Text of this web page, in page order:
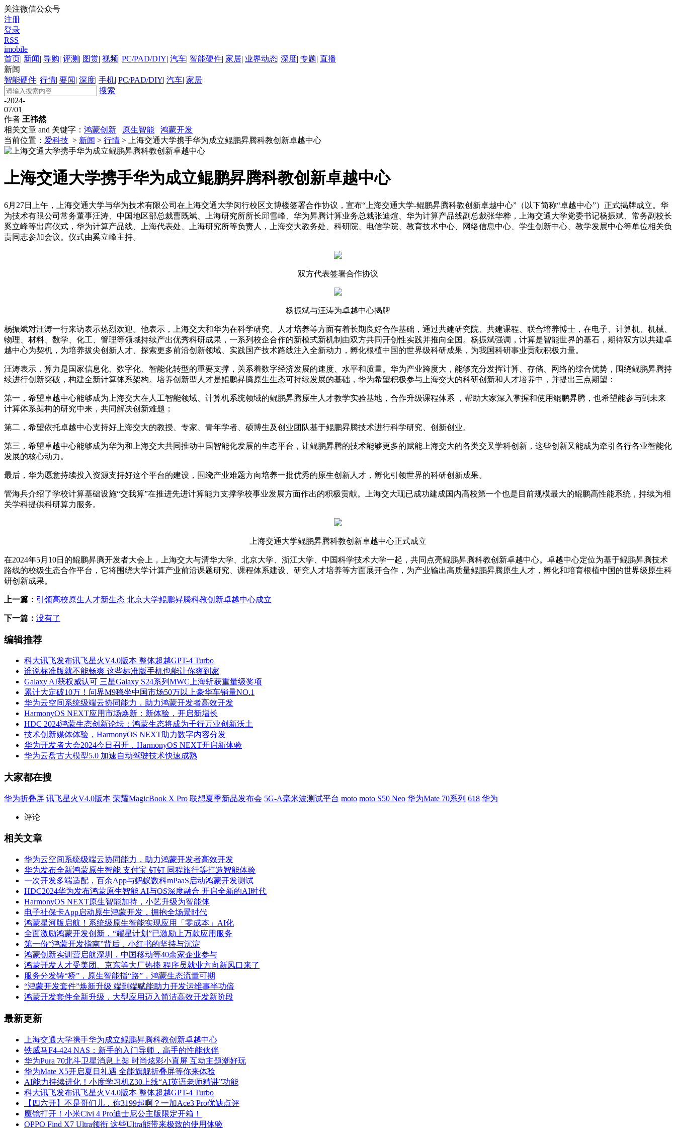
关注微信公众号
注册
登录
RSS
imobile
首页| 新闻| 导购| 评测 | 图赏| 视频| PC/PAD/DIY| 汽车| 智能硬件| 家居| 业界动态| 深度| 专题| 直播
新闻
智能硬件| 行情| 要闻| 深度| 手机| PC/PAD/DIY| 汽车| 家居|
搜索
-2024-
07/01
作者 王祎然
相关文章 and 关键字： 鸿蒙创新 原生智能
鸿蒙开发
当前位置： 爱科技 > 新闻 > 行情 > 上海交通大学携手华为成立鲲鹏昇腾科教创新卓越中心
上海交通大学携手华为成立鲲鹏昇腾科教创新卓越中心
6月27日上午，上海交通大学与华为技术有限公司在上海交通大学闵行校区文博楼签署合作协议，宣布“上海交通大学-鲲鹏昇腾科教创新卓越中心”（以下简称“卓越中心”）正式揭牌成立。华
为技术有限公司常务董事汪涛、中国地区部总裁曹既斌、上海研究所所长邱雪峰、华为昇腾计算业务总裁张迪煊、华为计算产品线副总裁张华桦，上海交通大学党委书记杨振斌、常务副校长
奚立峰等出席仪式，华为计算产品线、上海代表处、上海研究所等负责人，上海交大教务处、科研院、电信学院、教育技术中心、网络信息中心、学生创新中心、教学发展中心等单位相关负
责同志参加会议。仪式由奚立峰主持。
双方代表签署合作协议
杨振斌与汪涛为卓越中心揭牌
杨振斌对汪涛一行来访表示热烈欢迎。他表示，上海交大和华为在科学研究、人才培养等方面有着长期良好合作基础，通过共建研究院、共建课程、联合培养博士，在电子、计算机、机械、
物理、材料、数学、化工、管理等领域持续产出优秀科研成果，一系列校企合作的新模式新机制由双方共同开创性实践并推向全国。杨振斌强调，计算是智能世界的基石，期待双方以共建卓
越中心为契机，为培养拔尖创新人才、探索更多前沿创新领域、实践国产技术路线注入全新动力，孵化根植中国的世界级科研成果，为我国科研事业贡献积极力量。
汪涛表示，算力是国家信息化、数字化、智能化转型的重要支撑，关系着数字经济发展的速度、水平和质量。华为产业跨度大，能够充分发挥计算、存储、网络的综合优势，围绕鲲鹏昇腾持
续进行创新突破，构建全新计算体系架构。培养创新型人才是鲲鹏昇腾原生生态可持续发展的基础，华为希望积极参与上海交大的科研创新和人才培养中，并提出三点期望：
第一，希望卓越中心能够成为上海交大在人工智能领域、计算机系统领域的鲲鹏昇腾原生人才教学实验基地，合作升级课程体系 ，帮助大家深入掌握和使用鲲鹏昇腾，也希望能参与到未来
计算体系架构的研究中来，共同解决创新难题；
第二，希望依托卓越中心支持好上海交大的教授、专家、青年学者、硕博生及创业团队基于鲲鹏昇腾技术进行科学研究、创新创业。
第三，希望卓越中心能够成为华为和上海交大共同推动中国智能化发展的生态平台，让鲲鹏昇腾的技术能够更多的赋能上海交大的各类交叉学科创新，这些创新又能成为牵引各行各业智能化
发展的核心动力。
最后，华为愿意持续投入资源支持好这个平台的建设，围绕产业难题方向培养一批优秀的原生创新人才，孵化引领世界的科研创新成果。
管海兵介绍了学校计算基础设施“交我算”在推进先进计算能力支撑学校事业发展方面作出的积极贡献。上海交大现已成功建成国内高校第一个也是目前规模最大的鲲鹏高性能系统，持续为相
关学科提供科研算力服务。
上海交通大学鲲鹏昇腾科教创新卓越中心正式成立
在2024年5月10日的鲲鹏昇腾开发者大会上，上海交大与清华大学、北京大学、浙江大学、中国科学技术大学一起，共同点亮鲲鹏昇腾科教创新卓越中心。卓越中心定位为基于鲲鹏昇腾技术
路线的校级生态合作平台，它将围绕大学计算产业前沿课题研究、课程体系建设、研究人才培养等方面展开合作，为产业输出高质量鲲鹏昇腾原生人才，孵化和培育根植中国的世界级原生科
研创新成果。
上一篇： 引领高校原生人才新生态 北京大学鲲鹏昇腾科教创新卓越中心成立
下一篇： 没有了
编辑推荐
科大讯飞发布讯飞星火V4.0版本 整体超越GPT-4 Turbo
谁说标准版就不能畅爽 这些标准版手机也能让你爽到家
Galaxy AI获权威认可 三星Galaxy S24系列MWC上海斩获重量级奖项
累计大定破10万！问界M9稳坐中国市场50万以上豪华车销量NO.1
华为云空间系统级端云协同能力，助力鸿蒙开发者高效开发
HarmonyOS NEXT应用市场焕新：新体验，开启新增长
HDC 2024鸿蒙生态创新论坛：鸿蒙生态将成为千行万业创新沃土
技术创新媒体体验，HarmonyOS NEXT助力数字内容分发
华为开发者大会2024今日召开，HarmonyOS NEXT开启新体验
华为云盘古大模型5.0 加速自动驾驶技术快速成熟
大家都在搜
华为折叠屏 讯飞星火V4.0版本 荣耀MagicBook X Pro 联想夏季新品发布会 5G-A毫米波测试平台 moto moto S50 Neo 华为Mate 70系列 618 华为
评论
相关文章
华为云空间系统级端云协同能力，助力鸿蒙开发者高效开发
华为发布全新鸿蒙原生智能 支付宝 钉钉 同程旅行等打造智能体验
一次开发多端适配，百余App与蚂蚁数科mPaaS启动鸿蒙开发测试
HDC2024华为发布鸿蒙原生智能 AI与OS深度融合 开启全新的AI时代
HarmonyOS NEXT原生智能加持，小艺升级为智能体
电子社保卡App启动原生鸿蒙开发，拥抱全场景时代
鸿蒙星河版启航！系统级原生智能实现应用「零成本」AI化
全面激励鸿蒙开发创新，“耀星计划”已激励上万款应用服务
第一份“鸿蒙开发指南”背后，小红书的坚持与沉淀
鸿蒙创新实训营启航深圳，中国移动等40余家企业参与
鸿蒙开发人才受美团、京东等大厂热捧 程序员就业方向新风口来了
服务分发铸“桥”，原生智能指“路”，鸿蒙生态流量可期
“鸿蒙开发套件”焕新升级 端到端赋能助力开发运维事半功倍
鸿蒙开发套件全新升级，大型应用迈入简洁高效开发新阶段
最新更新
上海交通大学携手华为成立鲲鹏昇腾科教创新卓越中心
铁威马F4-424 NAS：新手的入门导师，高手的性能伙伴
华为Pura 70北斗卫星消息上架 时尚炫彩小直屏 互动主题潮好玩
华为Mate X5开启夏日礼遇 全能旗舰折叠屏等你来体验
AI能力持续进化！小度学习机Z30上线“AI英语老师精讲”功能
科大讯飞发布讯飞星火V4.0版本 整体超越GPT-4 Turbo
【四六开】不是哥们儿，你3199起啊？一加Ace3 Pro优缺点评
魔镜打开！小米Civi 4 Pro迪士尼公主版限定开箱！
OPPO Find X7 Ultra领衔 这些Ultra能带来极致的使用体验